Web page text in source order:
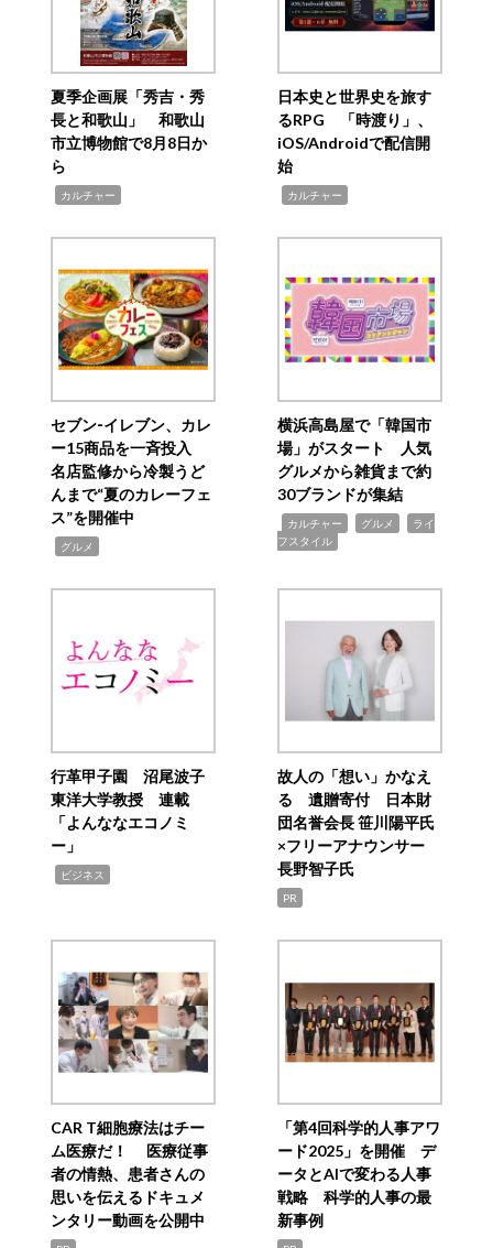
夏季企画展「秀吉・秀
長と和歌山」 和歌山
市立博物館で8月8日か
ら
カルチャー
日本史と世界史を旅す
るRPG 「時渡り」、
iOS/Androidで配信開
始
カルチャー
セブン‐イレブン、カレ
ー15商品を一斉投入
名店監修から冷製うど
んまで“夏のカレーフェ
ス”を開催中
グルメ
横浜高島屋で「韓国市
場」がスタート 人気
グルメから雑貨まで約
30ブランドが集結
カルチャー グルメ
ライ
フスタイル
行革甲子園 沼尾波子
東洋大学教授 連載
「よんななエコノミ
ー」
ビジネス
故人の「想い」かなえ
る 遺贈寄付 日本財
団名誉会長 笹川陽平氏
×フリーアナウンサー
長野智子氏
PR
CAR T細胞療法はチー
ム医療だ！ 医療従事
者の情熱、患者さんの
思いを伝えるドキュメ
ンタリー動画を公開中
「第4回科学的人事アワ
ード2025」を開催 デ
ータとAIで変わる人事
戦略 科学的人事の最
新事例